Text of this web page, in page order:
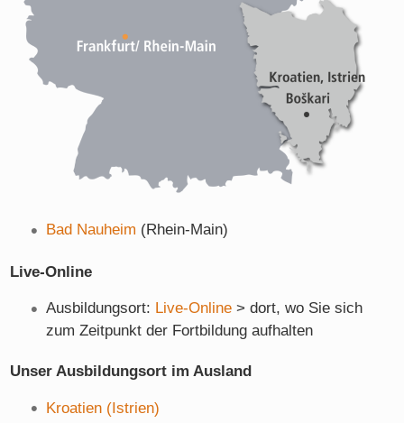
Bad Nauheim (Rhein-Main)
Live-Online
Ausbildungsort: Live-Online > dort, wo Sie sich
zum Zeitpunkt der Fortbildung aufhalten
Unser Ausbildungsort im Ausland
Kroatien (Istrien)